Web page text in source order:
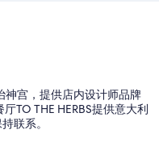
神宫，提供店内设计师品牌
TO THE HERBS提供意大利
联系。